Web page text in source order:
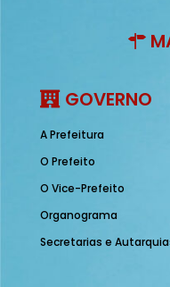
GOVERNO
A Prefeitura
O Prefeito
O Vice-Prefeito
Organograma
Secretarias e